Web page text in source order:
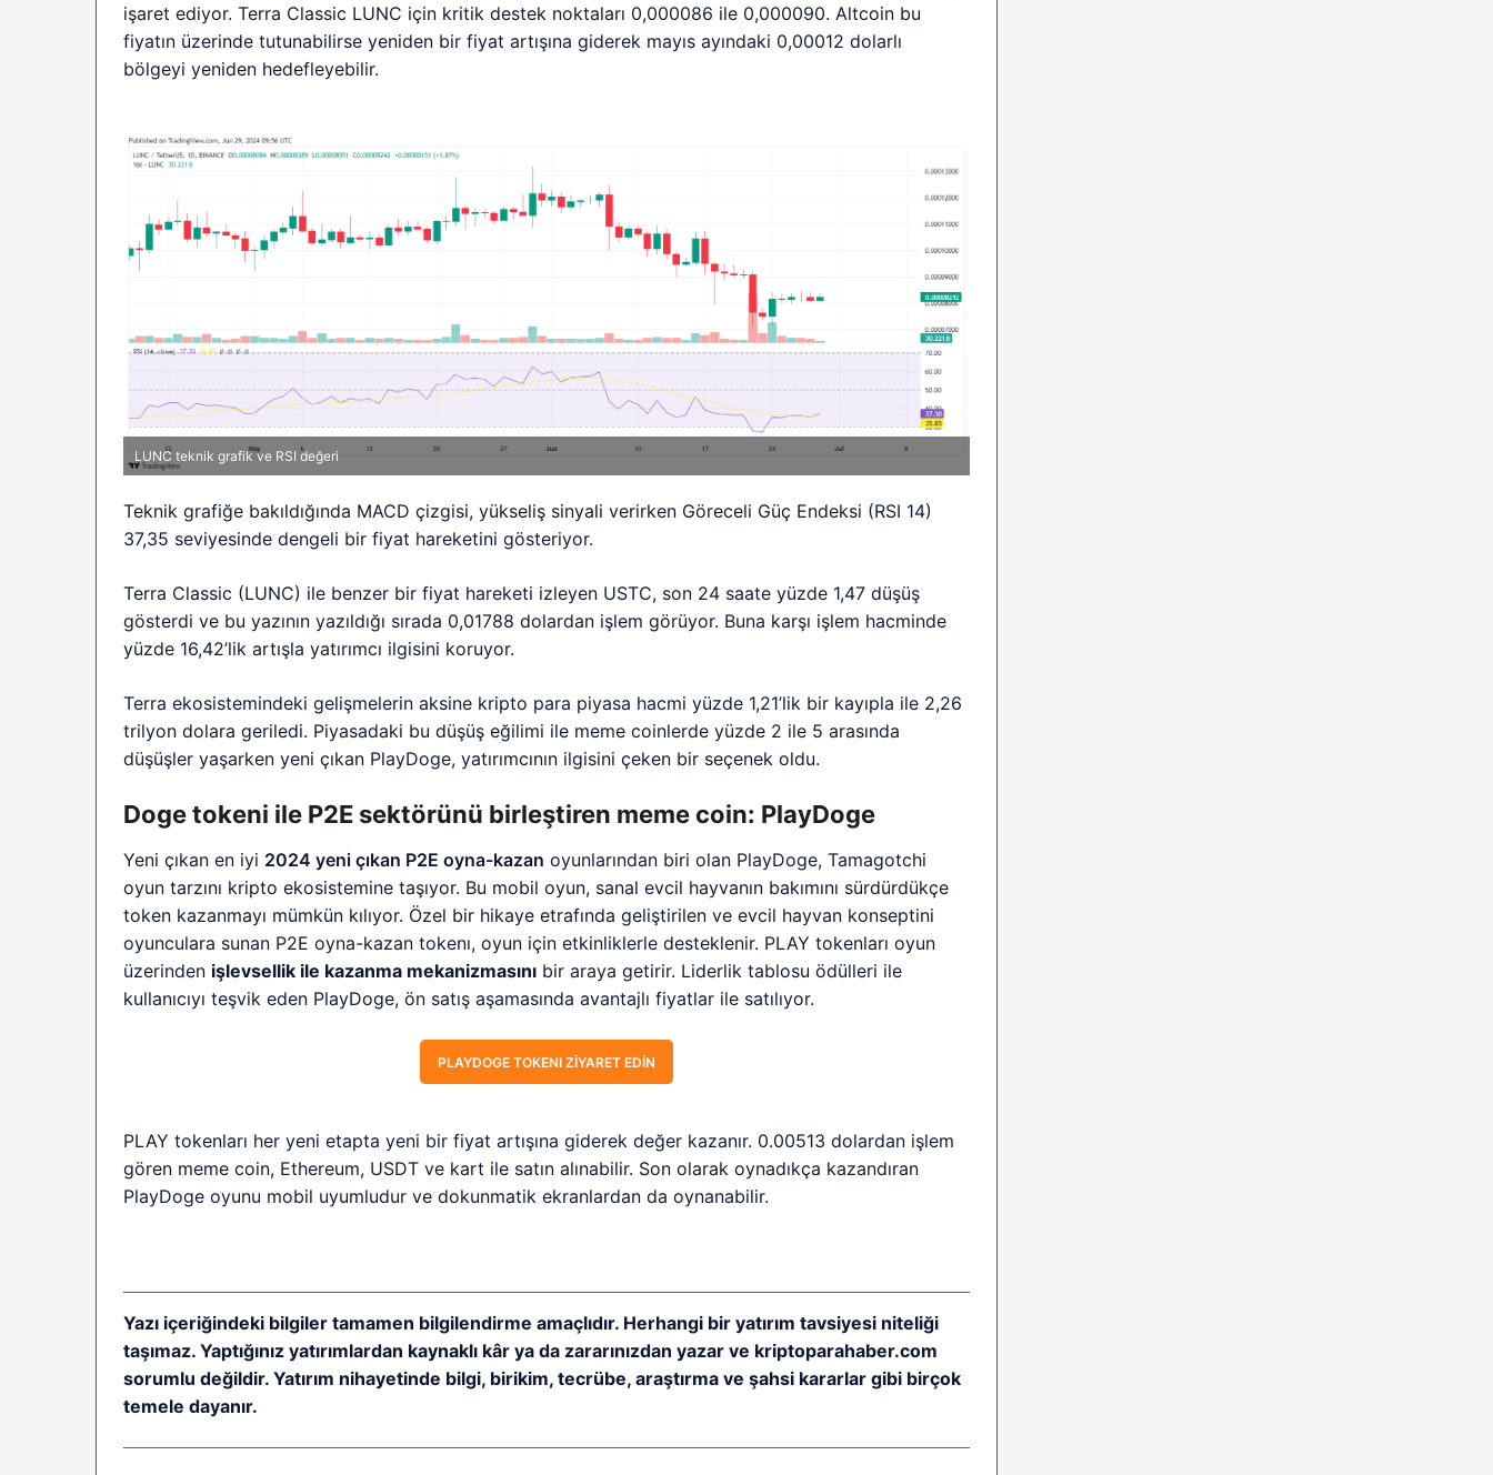
işaret ediyor. Terra Classic LUNC için kritik destek noktaları 0,000086 ile 0,000090. Altcoin bu
fiyatın üzerinde tutunabilirse yeniden bir fiyat artışına giderek mayıs ayındaki 0,00012 dolarlı
bölgeyi yeniden hedefleyebilir.
LUNC teknik grafik ve RSI değeri
Teknik grafiğe bakıldığında MACD çizgisi, yükseliş sinyali verirken Göreceli Güç Endeksi (RSI 14)
37,35 seviyesinde dengeli bir fiyat hareketini gösteriyor.
Terra Classic (LUNC) ile benzer bir fiyat hareketi izleyen USTC, son 24 saate yüzde 1,47 düşüş
gösterdi ve bu yazının yazıldığı sırada 0,01788 dolardan işlem görüyor. Buna karşı işlem hacminde
yüzde 16,42’lik artışla yatırımcı ilgisini koruyor.
Terra ekosistemindeki gelişmelerin aksine kripto para piyasa hacmi yüzde 1,21’lik bir kayıpla ile 2,26
trilyon dolara geriledi. Piyasadaki bu düşüş eğilimi ile meme coinlerde yüzde 2 ile 5 arasında
düşüşler yaşarken yeni çıkan PlayDoge, yatırımcının ilgisini çeken bir seçenek oldu.
Doge tokeni ile P2E sektörünü birleştiren meme coin: PlayDoge
Yeni çıkan en iyi 2024 yeni çıkan P2E oyna-kazan oyunlarından biri olan PlayDoge, Tamagotchi
oyun tarzını kripto ekosistemine taşıyor. Bu mobil oyun, sanal evcil hayvanın bakımını sürdürdükçe
token kazanmayı mümkün kılıyor. Özel bir hikaye etrafında geliştirilen ve evcil hayvan konseptini
oyunculara sunan P2E oyna-kazan tokenı, oyun için etkinliklerle desteklenir. PLAY tokenları oyun
üzerinden işlevsellik ile kazanma mekanizmasını bir araya getirir. Liderlik tablosu ödülleri ile
kullanıcıyı teşvik eden PlayDoge, ön satış aşamasında avantajlı fiyatlar ile satılıyor.
PLAYDOGE TOKENI ZIYARET EDIN
PLAY tokenları her yeni etapta yeni bir fiyat artışına giderek değer kazanır. 0.00513 dolardan işlem
gören meme coin, Ethereum, USDT ve kart ile satın alınabilir. Son olarak oynadıkça kazandıran
PlayDoge oyunu mobil uyumludur ve dokunmatik ekranlardan da oynanabilir.
Yazı içeriğindeki bilgiler tamamen bilgilendirme amaçlıdır. Herhangi bir yatırım tavsiyesi niteliği
taşımaz. Yaptığınız yatırımlardan kaynaklı kâr ya da zararınızdan yazar ve kriptoparahaber.com
sorumlu değildir. Yatırım nihayetinde bilgi, birikim, tecrübe, araştırma ve şahsi kararlar gibi birçok
temele dayanır.